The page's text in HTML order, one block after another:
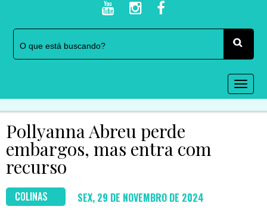
Pollyanna Abreu perde
embargos, mas entra com
recurso
COLINAS SEX, 29 DE NOVEMBRO DE 2024